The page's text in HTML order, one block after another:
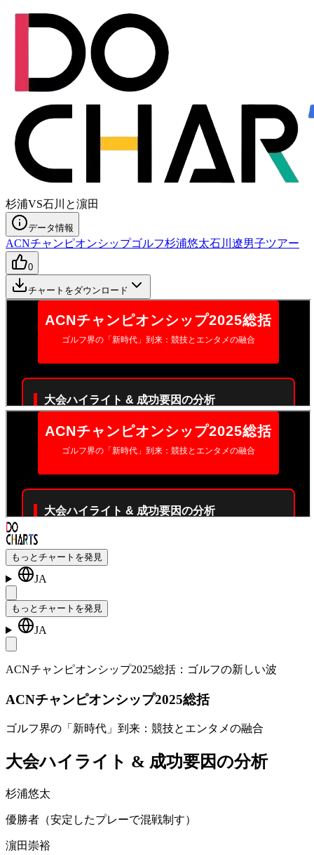
杉浦VS石川と濵田
データ情報
ACNチャンピオンシップゴルフ杉浦悠太石川遼男子ツアー
0
チャートをダウンロード
もっとチャートを発見
JA
もっとチャートを発見
JA
ACNチャンピオンシップ2025総括：ゴルフの新しい波
ACNチャンピオンシップ2025総括
ゴルフ界の「新時代」到来：競技とエンタメの融合
大会ハイライト & 成功要因の分析
杉浦悠太
優勝者（安定したプレーで混戦制す）
濵田崇裕